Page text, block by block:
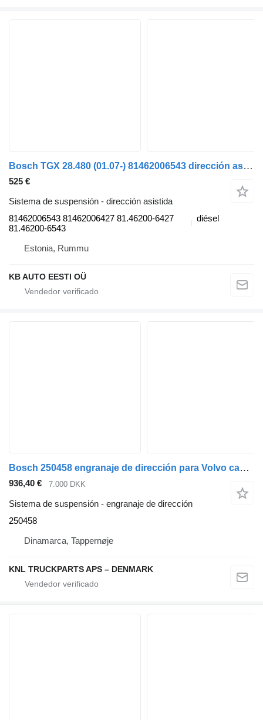
Bosch TGX 28.480 (01.07-) 81462006543 dirección asistida para MAN TGL, TGM, TGS, TGX (2005-2021) camión
525 €
Sistema de suspensión - dirección asistida
81462006543 81462006427 81.46200-6427
81.46200-6543
diésel
Estonia, Rummu
KB AUTO EESTI OÜ
Bosch 250458 engranaje de dirección para Volvo camión
936,40 € 7.000 DKK
Sistema de suspensión - engranaje de dirección
250458
Dinamarca, Tappernøje
KNL TRUCKPARTS APS – DENMARK